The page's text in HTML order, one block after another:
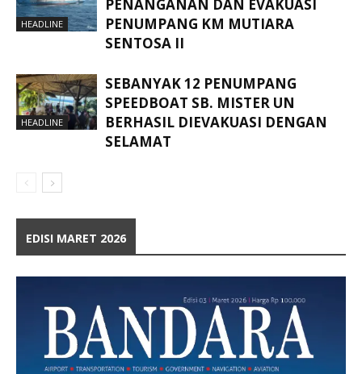
HEADLINE
PENANGANAN DAN EVAKUASI
PENUMPANG KM MUTIARA
SENTOSA II
HEADLINE
SEBANYAK 12 PENUMPANG
SPEEDBOAT SB. MISTER UN
BERHASIL DIEVAKUASI DENGAN
SELAMAT
EDISI MARET 2026